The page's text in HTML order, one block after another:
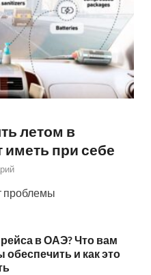
летом в
иметь при себе
проблемы
в ОАЭ? Что вам
обеспечить и как это